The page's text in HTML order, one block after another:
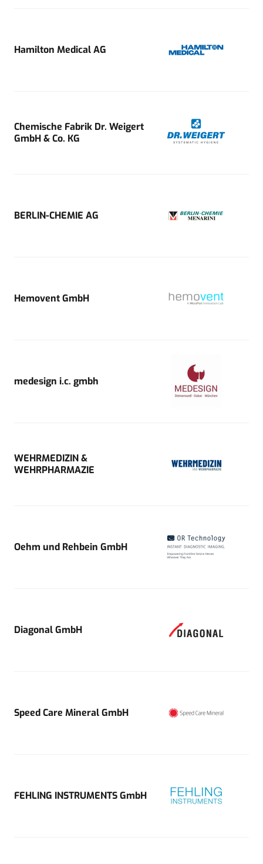
Hamilton Medical AG
Chemische Fabrik Dr. Weigert
GmbH & Co. KG
BERLIN-CHEMIE AG
Hemovent GmbH
medesign i.c. gmbh
WEHRMEDIZIN &
WEHRPHARMAZIE
Oehm und Rehbein GmbH
Diagonal GmbH
Speed Care Mineral GmbH
FEHLING INSTRUMENTS GmbH